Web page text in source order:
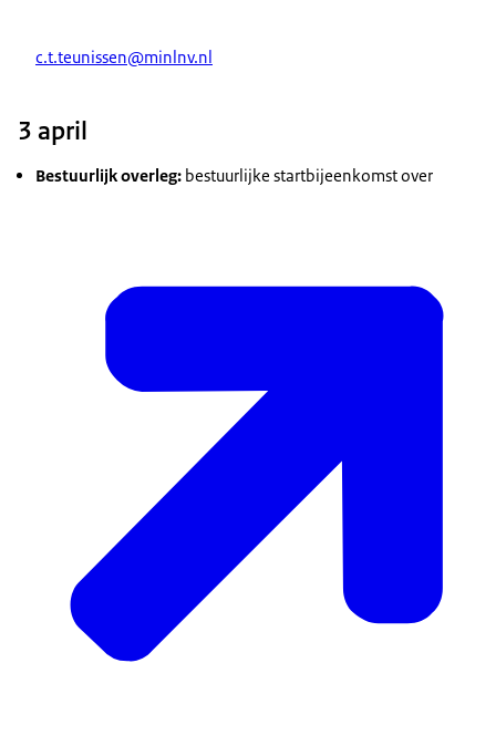
c.t.teunissen@minlnv.nl
3 april
Bestuurlijk overleg: bestuurlijke startbijeenkomst over